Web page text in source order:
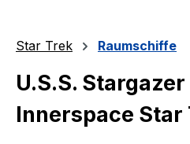
Star Trek Raumschiffe
U.S.S.
Innerspace Star